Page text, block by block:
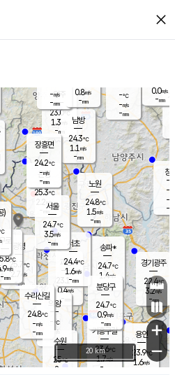
close
양주
23.0℃
1.3
-mm
과천
23.1℃
0.4m/s
- mm
용인
23.9℃
1.6m/s
경기광주
22.4℃
3.2m/s
-mm
-℃
-m/s
-mm
창
-
-m/
-
0.0m/s
-mm
의왕
- ℃
m/s
mm
광명
25.7 ℃
2.7 m/s
-mm
로
℃
m/s
-mm
은평
25.3℃
2.2 m/s
- mm
노원
24.8℃
1.5m/s
-mm
송파*
24.7℃
1.4m/s
-mm
서초
24.4℃
1.6m/s
-mm
남방
24.3℃
1.1 m/s
-mm
기흥구갈
23.6℃
1.7m/s
-
수리산길
24.8℃
-m/s
-mm
분당구
24.7℃
0.9m/s
-mm
장흥면
24.2℃
-m/s
-mm
-m/s
-mm
)
수원
25℃
2 m/s
서울
24.7℃
3.5m/s
-mm
0.8m/s
-mm
+
−
20 km